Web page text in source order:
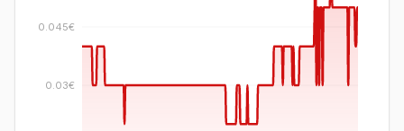
0.03€
0.045€